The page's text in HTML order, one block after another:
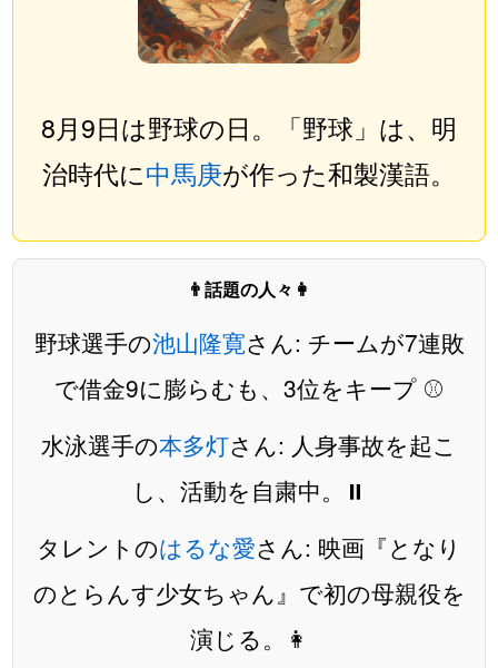
8月9日は野球の日。「野球」は、明
治時代に中馬庚が作った和製漢語。
👨話題の人々👩
野球選手の池山隆寛さん: チームが7連敗
で借金9に膨らむも、3位をキープ ⚾️
水泳選手の本多灯さん: 人身事故を起こ
し、活動を自粛中。⏸️
タレントのはるな愛さん: 映画『となり
のとらんす少女ちゃん』で初の母親役を
演じる。👩